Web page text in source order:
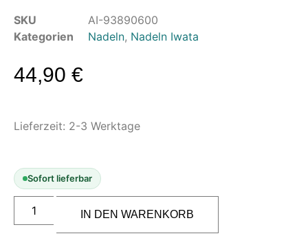
Pinstriping & Linienführung
Radierer & Schneidewerkzeuge
Modellbau-Zubehör
Oberflächenvorbereitung &
Spachtelmasse & Sprühspachtel
Schleif- & Poliermittel
Maskierung & Schablonen
SKU
AI-93890600
Kategorien
Nadeln, Nadeln Iwata
44,90 €
Lieferzeit: 2-3 Werktage
Sofort lieferbar
IN DEN WARENKORB